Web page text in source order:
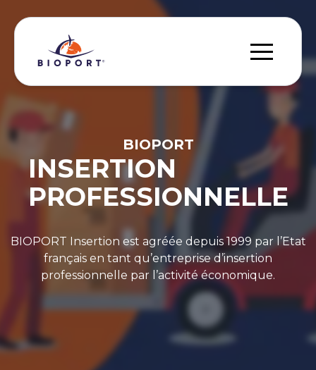
BIOPORT
INSERTION
PROFESSIONNELLE
BIOPORT Insertion est agréée depuis 1999 par l’Etat
français en tant qu’entreprise d’insertion
professionnelle par l’activité économique.